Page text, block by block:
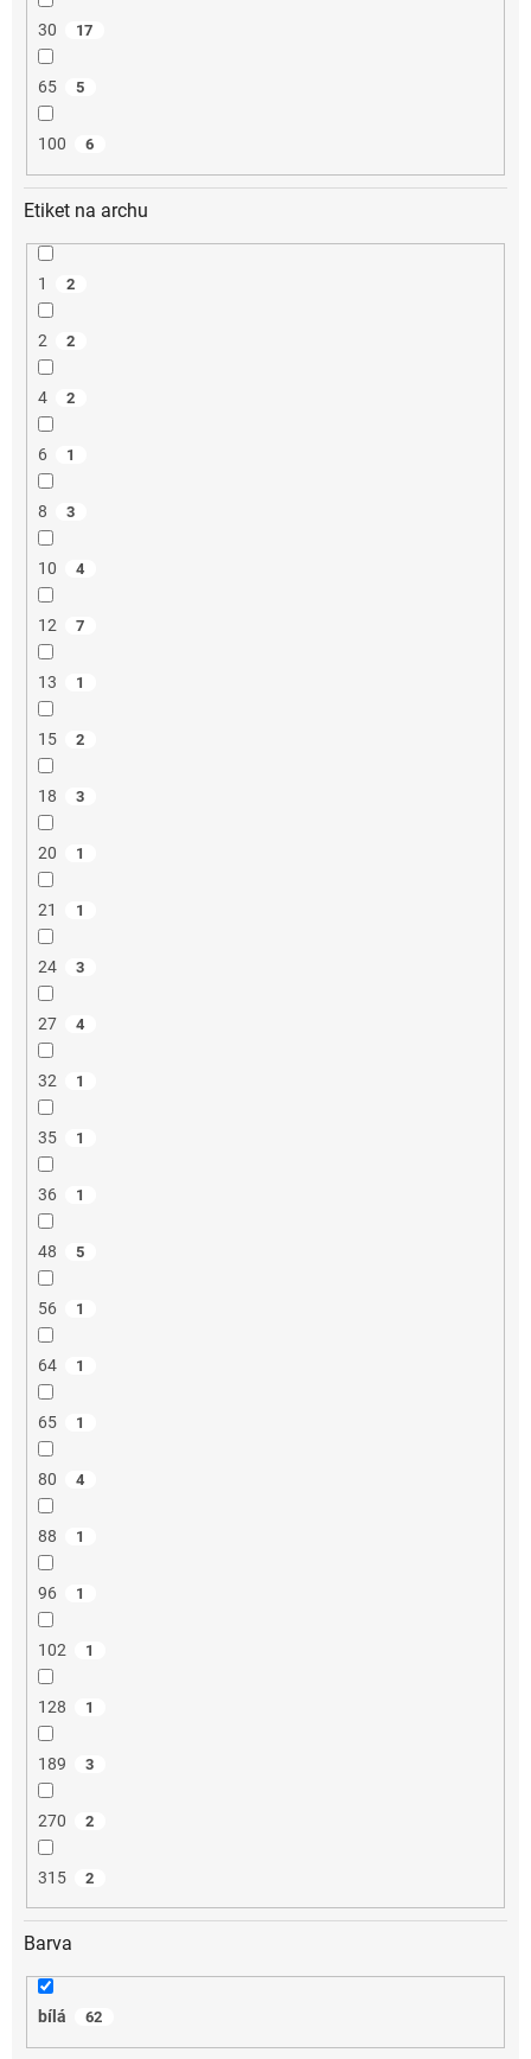
30 17
65 5
100 6
Etiket na archu
1 2
2 2
4 2
6 1
8 3
10 4
12 7
13 1
15 2
18 3
20 1
21 1
24 3
27 4
32 1
35 1
36 1
48 5
56 1
64 1
65 1
80 4
88 1
96 1
102 1
128 1
189 3
270 2
315 2
Barva
bílá 62